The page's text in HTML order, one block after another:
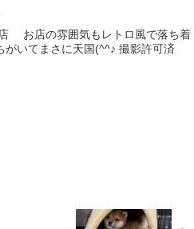
お店の雰囲気もレトロ風で落ち着
がいてまさに天国(^^♪ 撮影許可済